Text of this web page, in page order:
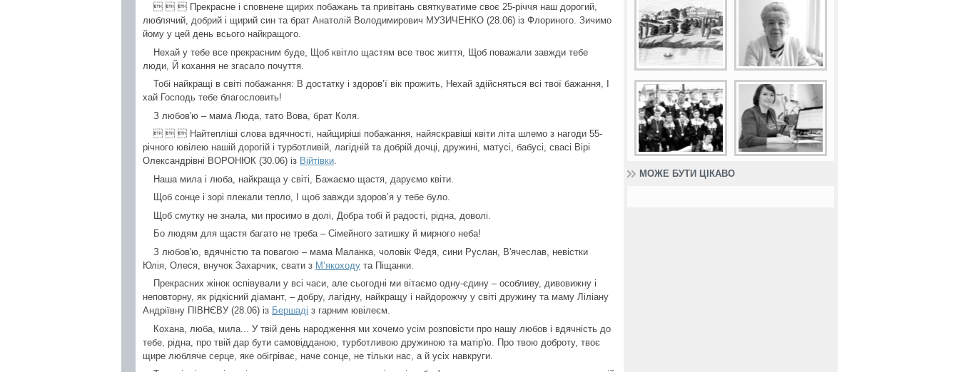
   Прекрасне і сповнене щирих побажань та привітань святкуватиме своє 25-річчя наш дорогий,
люблячий, добрий і щирий син та брат Анатолій Володимирович МУЗИЧЕНКО (28.06) із Флориного. Зичимо
йому у цей день всього найкращого.
Нехай у тебе все прекрасним буде, Щоб квітло щастям все твоє життя, Щоб поважали завжди тебе
люди, Й кохання не згасало почуття.
Тобі найкращі в світі побажання: В достатку і здоров’ї вік прожить, Нехай здійсняться всі твої бажання, І
хай Господь тебе благословить!
З любов'ю – мама Люда, тато Вова, брат Коля.
   Найтепліші слова вдячності, найщиріші побажання, найяскравіші квіти літа шлемо з нагоди 55-
річного ювілею нашій дорогій і турботливій, лагідній та добрій дочці, дружині, матусі, бабусі, свасі Вірі
Олександрівні ВОРОНЮК (30.06) із Війтівки.
Наша мила і люба, найкраща у світі, Бажаємо щастя, даруємо квіти.
Щоб сонце і зорі плекали тепло, І щоб завжди здоров’я у тебе було.
Щоб смутку не знала, ми просимо в долі, Добра тобі й радості, рідна, доволі.
Бо людям для щастя багато не треба – Сімейного затишку й мирного неба!
З любов'ю, вдячністю та повагою – мама Маланка, чоловік Федя, сини Руслан, В'ячеслав, невістки
Юлія, Олеся, внучок Захарчик, свати з М’якоходу та Піщанки.
Прекрасних жінок оспівували у всі часи, але сьогодні ми вітаємо одну-єдину – особливу, дивовижну і
неповторну, як рідкісний діамант, – добру, лагідну, найкращу і найдорожчу у світі дружину та маму Ліліану
Андріївну ПІВНЄВУ (28.06) із Бершаді з гарним ювілеєм.
Кохана, люба, мила... У твій день народження ми хочемо усім розповісти про нашу любов і вдячність до
тебе, рідна, про твій дар бути самовідданою, турботливою дружиною та матір'ю. Про твою доброту, твоє
щире любляче серце, яке обігріває, наче сонце, не тільки нас, а й усіх навкруги.
МОЖЕ БУТИ ЦІКАВО